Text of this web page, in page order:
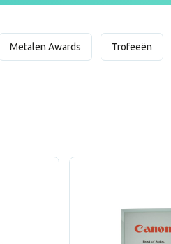
Metalen Awards Trofeeën